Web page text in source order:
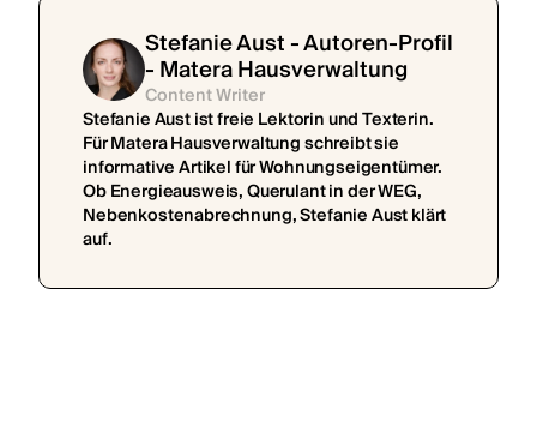
Stefanie Aust - Autoren-Profil
- Matera Hausverwaltung
Content Writer
Stefanie Aust ist freie Lektorin und Texterin.
Für Matera Hausverwaltung schreibt sie
informative Artikel für Wohnungseigentümer.
Ob Energieausweis, Querulant in der WEG,
Nebenkostenabrechnung, Stefanie Aust klärt
auf.